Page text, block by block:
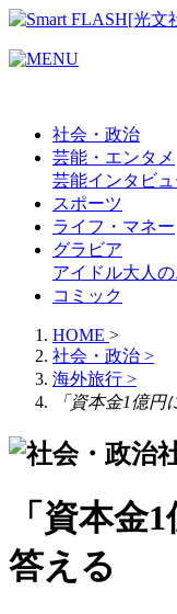
社会・政治
芸能・エンタメ
芸能インタビ
スポーツ
ライフ・マネー
グラビア
アイドル大人
コミック
HOME >
社会・政治 >
海外旅行 >
「資本金1億
「資本
答える